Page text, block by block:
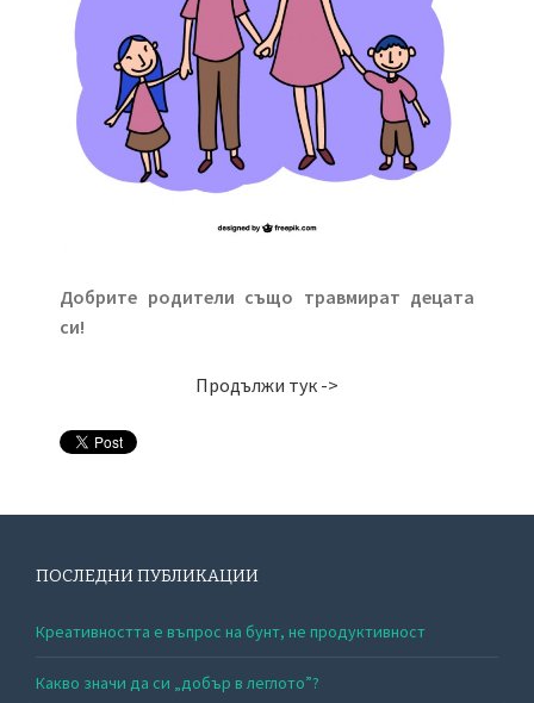
Добрите родители също травмират децата
си!
Продължи тук ->
ПОСЛЕДНИ ПУБЛИКАЦИИ
Креативността е въпрос на бунт, не продуктивност
Какво значи да си „добър в леглото”?